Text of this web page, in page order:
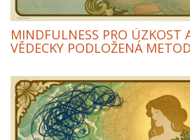
MINDFULNESS PRO ÚZKOST
VĚDECKY PODLOŽENÁ